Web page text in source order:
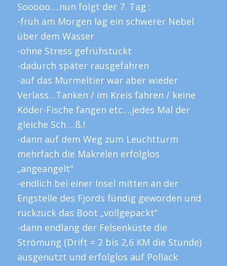
Sooooo….nun folgt der 7. Tag :
-früh am Morgen lag ein schwerer Nebel
über dem Wasser
-ohne Stress gefrühstückt
-dadurch später rausgefahren
-auf das Murmeltier war aber wieder
Verlass…Tanken / im Kreis fahren / keine
Köder-Fische fangen etc….jedes Mal der
gleiche Sch….ß.!
-dann auf dem Weg zum Leuchtturm
mehrfach die Makrelen erfolglos
„angeangelt“
-endlich bei einer Insel mitten an der
Engstelle des Fjords fündig geworden und
ruckzuck das Boot „vollgepackt“
-dann endlang der Felsenküste die
Strömung (Drift = 2 bis 2,6 KM die Stunde)
ausgenutzt und erfolglos auf Pollack